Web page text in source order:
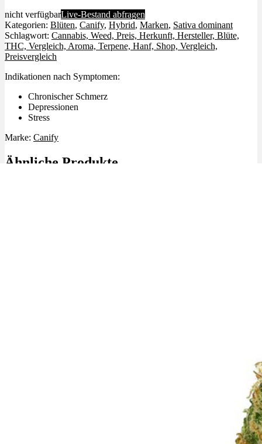
nicht verfügbarLive-Bestand abfragen
Kategorien: Blüten, Canify, Hybrid, Marken, Sativa dominant
Schlagwort: Cannabis, Weed, Preis, Herkunft, Hersteller, Blüte,
THC, Vergleich, Aroma, Terpene, Hanf, Shop, Vergleich,
Preisvergleich
Indikationen nach Symptomen:
Chronischer Schmerz
Depressionen
Stress
Marke: Canify
Ähnliche Produkte